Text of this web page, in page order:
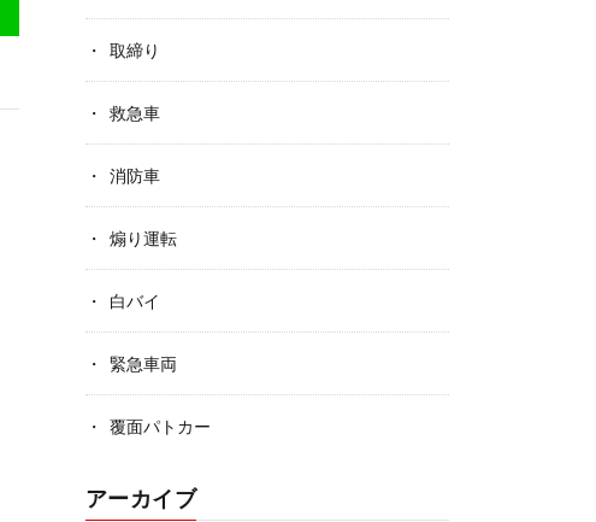
取締り
救急車
消防車
煽り運転
白バイ
緊急車両
覆面パトカー
アーカイブ